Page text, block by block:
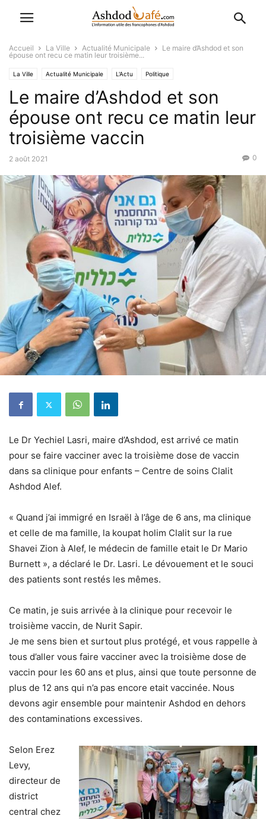
Accueil La Ville Actualité Municipale
Le maire d’Ashdod et son
épouse ont recu ce matin leur troisième...
La Ville Actualité Municipale L'Actu Politique
Le maire d’Ashdod et son
épouse ont recu ce matin leur
troisième vaccin
2 août 2021 0
Le Dr Yechiel Lasri, maire d’Ashdod, est arrivé ce matin
pour se faire vacciner avec la troisième dose de vaccin
dans sa clinique pour enfants – Centre de soins Clalit
Ashdod Alef.
« Quand j’ai immigré en Israël à l’âge de 6 ans, ma clinique
et celle de ma famille, la koupat holim Clalit sur la rue
Shavei Zion à Alef, le médecin de famille etait le Dr Mario
Burnett », a déclaré le Dr. Lasri. Le dévouement et le souci
des patients sont restés les mêmes.
Ce matin, je suis arrivée à la clinique pour recevoir le
troisième vaccin, de Nurit Sapir.
Je me sens bien et surtout plus protégé, et vous rappelle à
tous d’aller vous faire vacciner avec la troisième dose de
vaccin pour les 60 ans et plus, ainsi que toute personne de
plus de 12 ans qui n’a pas encore etait vaccinée. Nous
devons agir ensemble pour maintenir Ashdod en dehors
des contaminations excessives.
Selon Erez
Levy,
directeur de
district
central chez